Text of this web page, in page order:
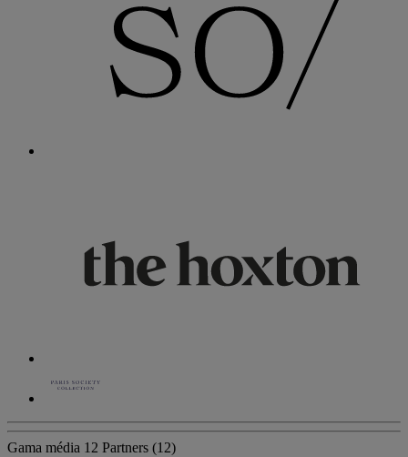
Gama média 12 Partners (12)